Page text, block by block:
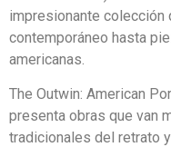
impresionante colección
contemporáneo hasta
americanas.
The Outwin: American
presenta obras que van
tradicionales del retrato